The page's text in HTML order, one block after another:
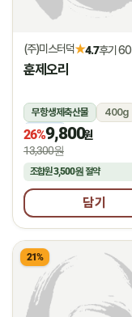
(주)미스터덕★4.7후기 60
훈제오리
무항생제축산물
400g
냉동
26%9,800원
13,300원
조합원3,500원 절약
담기
21%